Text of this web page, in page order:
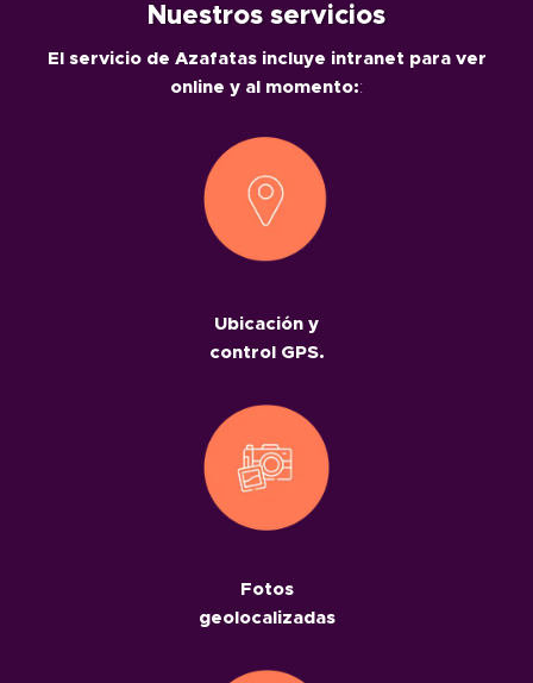
Nuestros servicios
El servicio de Azafatas incluye intranet para ver
online y al momento::
Ubicación y
control GPS.
Fotos
geolocalizadas